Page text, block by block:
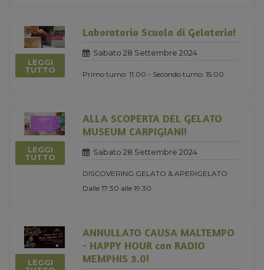
LEGGI
TUTTO
Laboratorio Scuola di Gelateria!
Sabato 28 Settembre 2024
Primo turno: 11.00 - Secondo turno: 15.00
LEGGI
TUTTO
ALLA SCOPERTA DEL GELATO
MUSEUM CARPIGIANI!
Sabato 28 Settembre 2024
DISCOVERING GELATO & APERIGELATO
Dalle 17:30 alle 19:30
LEGGI
ANNULLATO CAUSA MALTEMPO
- HAPPY HOUR con RADIO
MEMPHIS 3.0!